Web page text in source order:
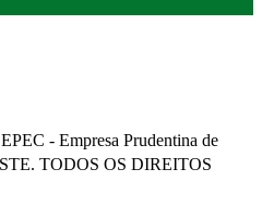
EPEC - Empresa Prudentina de
TODOS OS DIREITOS